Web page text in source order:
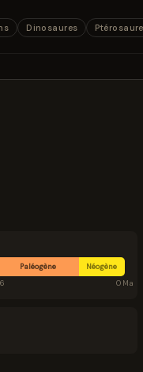
Dinosaures
Paléogène
Néogène
0 Ma